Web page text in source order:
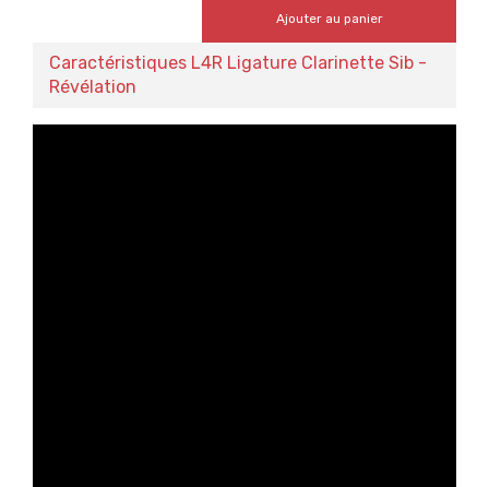
Ajouter au panier
Caractéristiques L4R Ligature Clarinette Sib -
Révélation